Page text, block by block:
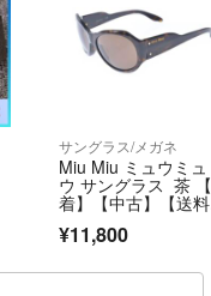
サングラス/メガネ
Miu Miu ミュウミュ
ウ サングラス 茶
着】【中古】【送
¥11,800